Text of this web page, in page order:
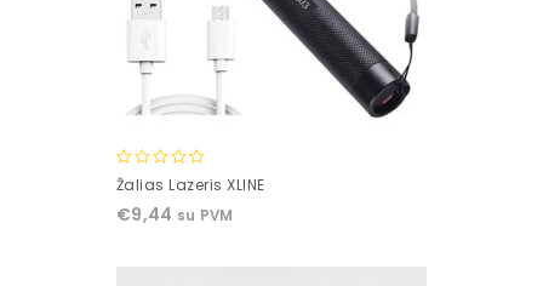
0
of
Žalias Lazeris XLINE
€9,44 su PVM